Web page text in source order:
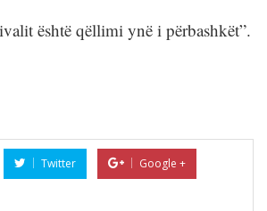
është qëllimi ynë i përbashkët”.
Twitter
Google +